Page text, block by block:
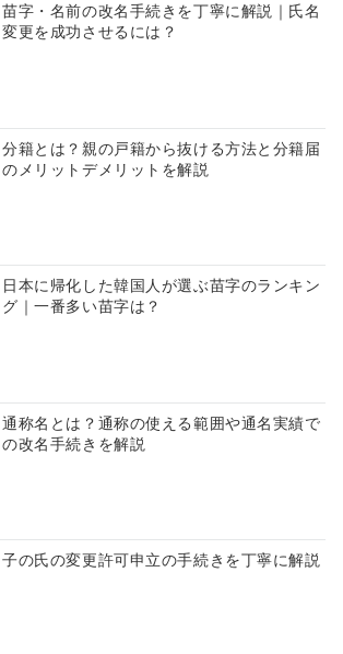
苗字・名前の改名手続きを丁寧に解説｜氏名
変更を成功させるには？
分籍とは？親の戸籍から抜ける方法と分籍届
のメリットデメリットを解説
日本に帰化した韓国人が選ぶ苗字のランキン
グ｜一番多い苗字は？
通称名とは？通称の使える範囲や通名実績で
の改名手続きを解説
子の氏の変更許可申立の手続きを丁寧に解説